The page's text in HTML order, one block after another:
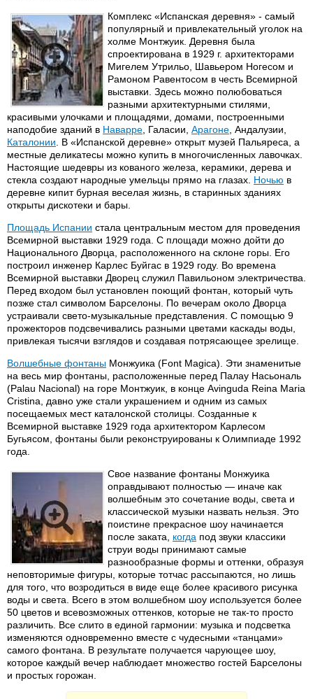
Комплекс «Испанская деревня» - самый
популярный и привлекательный уголок на
холме Монтжуик. Деревня была
спроектирована в 1929 г. архитекторами
Мигелем Утрильо, Шавьером Ногесом и
Рамоном Равентосом в честь Всемирной
выставки. Здесь можно полюбоваться
разными архитектурными стилями,
красивыми улочками и площадями, домами, построенными
наподобие зданий в Наварре , Галасии, Арагоне , Андалузии,
Каталонии . В «Испанской деревне» открыт музей Пальяреса, а
местные деликатесы можно купить в многочисленных лавочках.
Настоящие шедевры из кованого железа, керамики, дерева и
стекла создают народные умельцы прямо на глазах. Ночью в
деревне кипит бурная веселая жизнь, в старинных зданиях
открыты дискотеки и бары.
Площадь Испании стала центральным местом для проведения
Всемирной выставки 1929 года. С площади можно дойти до
Национального Дворца, расположенного на склоне горы. Его
построил инженер Карлес Буйгас в 1929 году. Во времена
Всемирной выставки Дворец служил Павильоном электричества.
Перед входом был установлен поющий фонтан, который чуть
позже стал символом Барселоны. По вечерам около Дворца
устраивали свето-музыкальные представления. С помощью 9
прожекторов подсвечивались разными цветами каскады воды,
привлекая тысячи взглядов и создавая потрясающее зрелище.
Волшебные фонтаны Монжуика (Font Magica). Эти знаменитые
на весь мир фонтаны, расположенные перед Палау Насьональ
(Palau Nacional) на горе Монтжуик, в конце Avinguda Reina Maria
Cristina, давно уже стали украшением и одним из самых
посещаемых мест каталонской столицы. Созданные к
Всемирной выставке 1929 года архитектором Карлесом
Бугьясом, фонтаны были реконструированы к Олимпиаде 1992
года.
Свое название фонтаны Монжуика
оправдывают полностью — иначе как
волшебным это сочетание воды, света и
классической музыки назвать нельзя. Это
поистине прекрасное шоу начинается
после заката, когда под звуки классики
струи воды принимают самые
разнообразные формы и оттенки, образуя
неповторимые фигуры, которые тотчас рассыпаются, но лишь
для того, что возродиться в виде еще более красивого рисунка
воды и света. Всего в этом волшебном шоу используется более
50 цветов и всевозможных оттенков, которые не так-то просто
различить. Все слито в единой гармонии: музыка и подсветка
изменяются одновременно вместе с чудесными «танцами»
самого фонтана. В результате получается чарующее шоу,
которое каждый вечер наблюдает множество гостей Барселоны
и простых горожан.